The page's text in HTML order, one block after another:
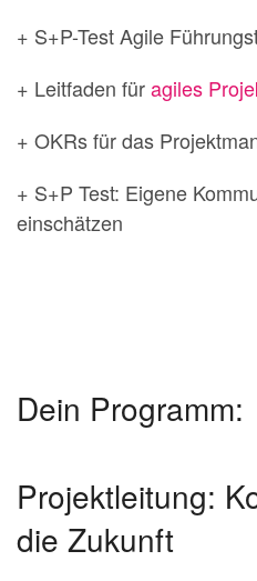
+ S+P-Test Agile
+ Leitfaden füragiles
+ OKRs für das
+ S+P Test: Eigene
einschätzen
Dein Programm:
Projektleitung:
die Zukunft